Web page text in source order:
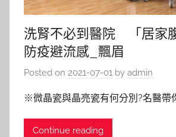
洗腎不必到醫院 「居家
防疫避流感_飄眉
Posted on 2021-07-01 by admin
※微晶瓷與晶亮瓷有何分別?名醫帶
Continue reading